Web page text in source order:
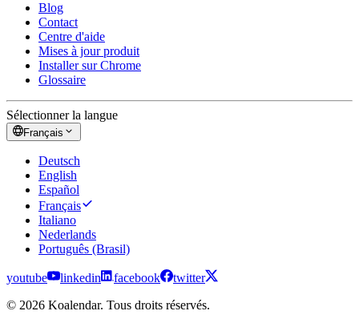
Blog
Contact
Centre d'aide
Mises à jour produit
Installer sur Chrome
Glossaire
Sélectionner la langue
Français
Deutsch
English
Español
Français
Italiano
Nederlands
Português (Brasil)
youtube linkedin facebook
twitter
© 2026 Koalendar. Tous droits réservés.